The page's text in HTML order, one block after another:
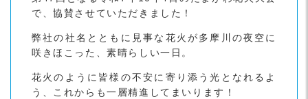
で、協賛させていただきました！
弊社の社名とともに見事な花火が多摩川の夜空に
咲きほこった、素晴らしい一日。
花火のように皆様の不安に寄り添う光となれるよ
う、これからも一層精進してまいります！